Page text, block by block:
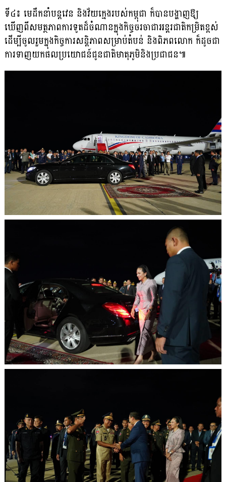
ទី៤៖ មេដឹកនាំបន្តវេន និងវ័យក្មេងរបស់កម្ពុជា ក៏បានបង្ហាញឱ្យ
ឃើញពីសមត្ថភាពការ​ទូត​ដ៏​ចំណានក្នុងកិច្ចចរចាជាអន្តរជាតិកម្រិតខ្ពស់
ដើម្បីចូលរួមក្នុងកិច្ចការសន្តិភាពសម្រាប់តំបន់ និងពិភពលោក ក៏ដូចជា
ការទាញយកផលប្រយោជន៍ជូនជាតិមាតុភូមិនិងប្រជាជន៕